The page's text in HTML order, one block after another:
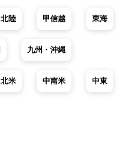
北陸 甲信越 東海
九州・沖縄
北米 中南米 中東